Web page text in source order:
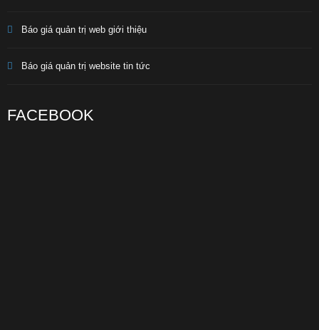
Báo giá quản trị web giới thiệu
Báo giá quản trị website tin tức
FACEBOOK